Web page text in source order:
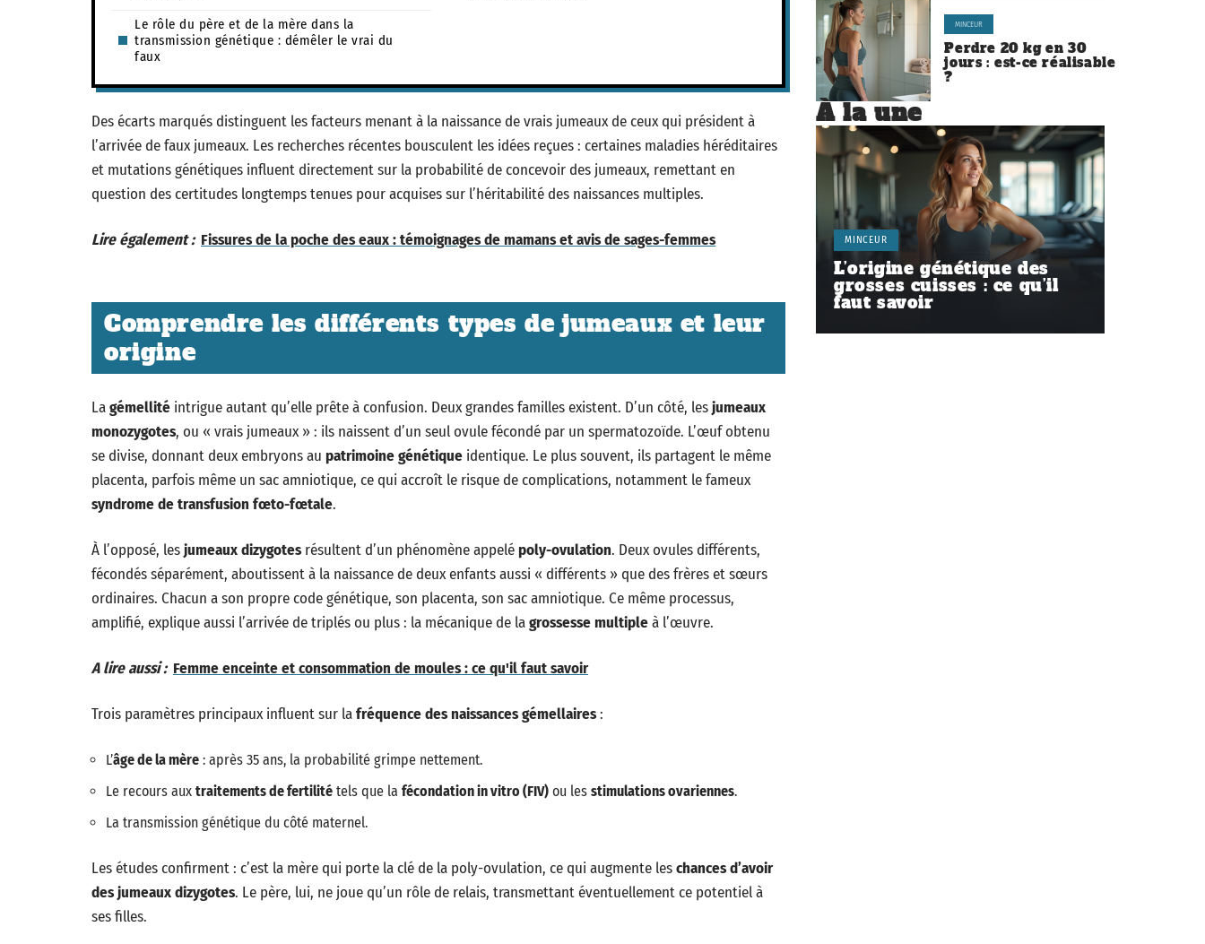
Le rôle du père et de la mère dans la
transmission génétique : démêler le vrai du
faux
Des écarts marqués distinguent les facteurs menant à la naissance de vrais jumeaux de ceux qui président à
l’arrivée de faux jumeaux. Les recherches récentes bousculent les idées reçues : certaines maladies héréditaires
et mutations génétiques influent directement sur la probabilité de concevoir des jumeaux, remettant en
question des certitudes longtemps tenues pour acquises sur l’héritabilité des naissances multiples.
Lire également : Fissures de la poche des eaux : témoignages de mamans et avis de sages-femmes
Comprendre les différents types de jumeaux et leur
origine
Lagémellité intrigue autant qu’elle prête à confusion. Deux grandes familles existent. D’un côté, lesjumeaux
monozygotes, ou « vrais jumeaux » : ils naissent d’un seul ovule fécondé par un spermatozoïde. L’œuf obtenu
se divise, donnant deux embryons au patrimoine génétique identique. Le plus souvent, ils partagent le même
placenta, parfois même un sac amniotique, ce qui accroît le risque de complications, notamment le fameux
syndrome de transfusion fœto-fœtale.
À l’opposé, lesjumeaux dizygotesrésultent d’un phénomène appelépoly-ovulation. Deux ovules différents,
fécondés séparément, aboutissent à la naissance de deux enfants aussi « différents » que des frères et sœurs
ordinaires. Chacun a son propre code génétique, son placenta, son sac amniotique. Ce même processus,
amplifié, explique aussi l’arrivée de triplés ou plus : la mécanique de lagrossesse multipleà l’œuvre.
A lire aussi : Femme enceinte et consommation de moules : ce qu'il faut savoir
Trois paramètres principaux influent sur lafréquence des naissances gémellaires:
L’âge de la mère : après 35 ans, la probabilité grimpe nettement.
Le recours aux traitements de fertilité tels que la fécondation in vitro (FIV) ou les stimulations ovariennes.
La transmission génétique du côté maternel.
Les études confirment : c’est la mère qui porte la clé de la poly-ovulation, ce qui augmente leschances d’avoir
des jumeaux dizygotes. Le père, lui, ne joue qu’un rôle de relais, transmettant éventuellement ce potentiel à
ses filles.
MINCEUR
Perdre 20 kg en 30
jours : est-ce réalisable
?
À la une
MINCEUR
L’origine génétique des
grosses cuisses : ce qu’il
faut savoir